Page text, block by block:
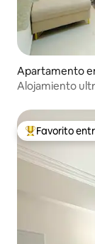
Apartamento
Alojamiento
Favorito entre
Favorito